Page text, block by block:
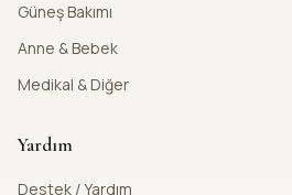
Güneş Bakımı
Anne & Bebek
Medikal & Diğer
Yardım
Destek / Yardım